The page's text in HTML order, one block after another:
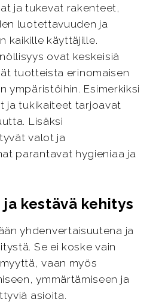
ja tukevat rakenteet,
luotettavuuden ja
kaikille käyttäjille.
ovat keskeisiä
tuotteista erinomaisen
ympäristöihin. Esimerkiksi
ja tukikaiteet tarjoavat
Lisäksi
valot ja
parantavat hygieniaa ja
kestävä kehitys
yhdenvertaisuutena ja
Se ei koske vain
vaan myös
ymmärtämiseen ja
asioita.